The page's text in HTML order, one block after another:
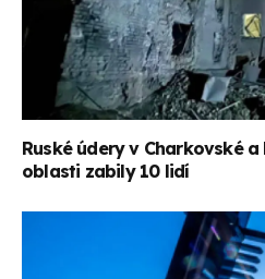
Ruské údery v Charkovské
oblasti zabily 10 lidí